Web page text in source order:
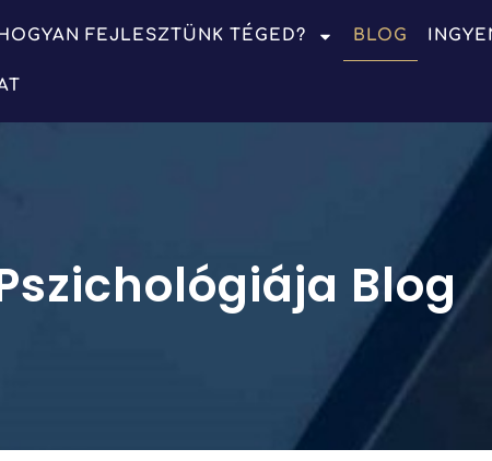
FEJLESZTÜNK TÉGED? BLOG
Blog